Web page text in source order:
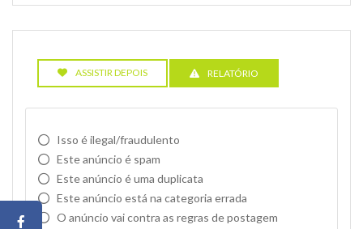
ASSISTIR DEPOIS RELATÓRIO
Isso é ilegal/fraudulento
Este anúncio é spam
Este anúncio é uma duplicata
Este anúncio está na categoria errada
O anúncio vai contra as regras de postagem